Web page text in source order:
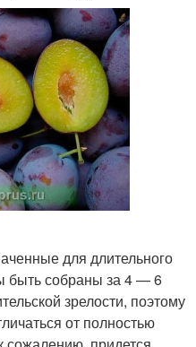
для длительного
быть собраны за 4 — 6
зрелости, поэтому
от полностью